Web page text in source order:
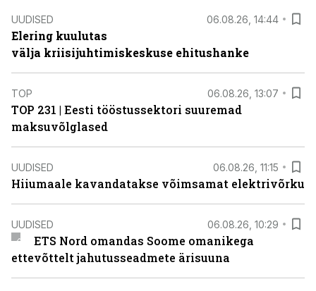
UUDISED 06.08.26, 14:44
Elering kuulutas
välja kriisijuhtimiskeskuse ehitushanke
TOP 06.08.26, 13:07
TOP 231 | Eesti tööstussektori suuremad
maksuvõlglased
UUDISED 06.08.26, 11:15
Hiiumaale kavandatakse võimsamat elektrivõrku
UUDISED 06.08.26, 10:29
ETS Nord omandas Soome omanikega
ettevõttelt jahutusseadmete ärisuuna